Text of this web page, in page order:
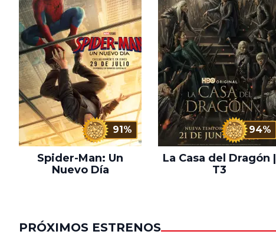
91%
Spider-Man: Un
Nuevo Día
94%
La Casa del Dragón |
T3
PRÓXIMOS ESTRENOS